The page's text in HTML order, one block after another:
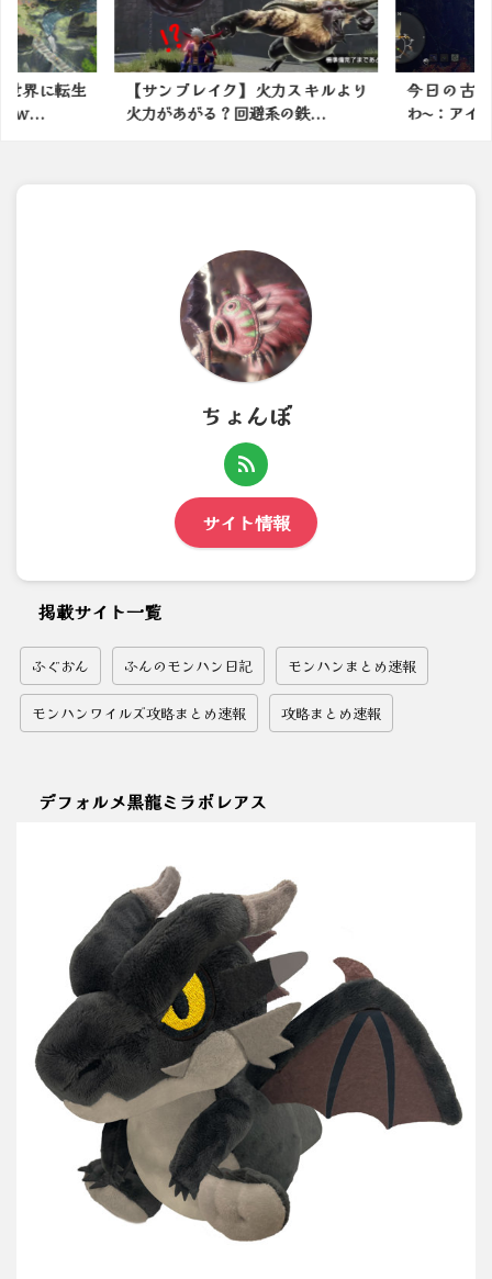
界に転生
ｗ...
【サンブレイク】火力スキルより
火力があがる？回避系の鉄...
今日の古
わ〜：アイ
ちょんぼ
サイト情報
掲載サイト一覧
ふぐおん ふんのモンハン日記 モンハンまとめ速報
モンハンワイルズ攻略まとめ速報 攻略まとめ速報
デフォルメ黒龍ミラボレアス